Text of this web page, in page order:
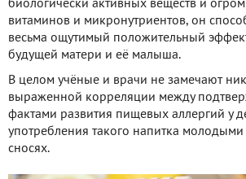
биологически активных веществ и
витаминов и микронутриентов, он
весьма ощутимый положительный
будущей матери и её малыша.
В целом учёные и врачи не замечают
выраженной корреляции между
фактами развития пищевых аллергий у
употребления такого напитка
сносях.